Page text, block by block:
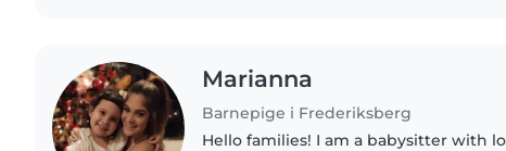
Marianna
Barnepige i Frederiksberg
Hello families! I am a babysitter with